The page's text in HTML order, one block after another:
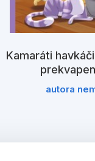
Kamaráti
autora